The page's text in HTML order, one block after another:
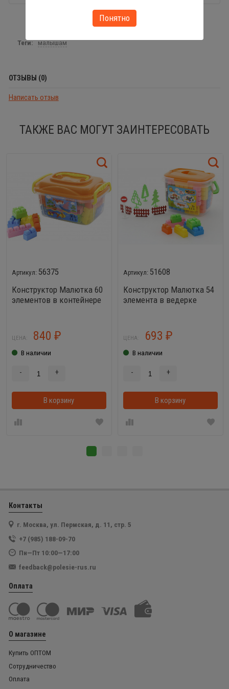
Теги: малышам
ОТЗЫВЫ (0)
Написать отзыв
ТАКЖЕ ВАС МОГУТ ЗАИНТЕРЕСОВАТЬ
56375
Конструктор Малютка 60
элементов в контейнере
ЦЕНА: 840 ₽
В наличии
- +
В корзину В корзинке
51608
Конструктор Малютка 54
элемента в ведерке
ЦЕНА: 693 ₽
В наличии
- +
В корзину
Контакты
г. Москва, ул. Пермская, д. 11, стр. 5
+7 (985) 188-09-70
Пн—Пт 10:00—17:00
feedback@polesie-rus.ru
Оплата
О магазине
Купить ОПТОМ
Сотрудничество
Оплата
Понятно